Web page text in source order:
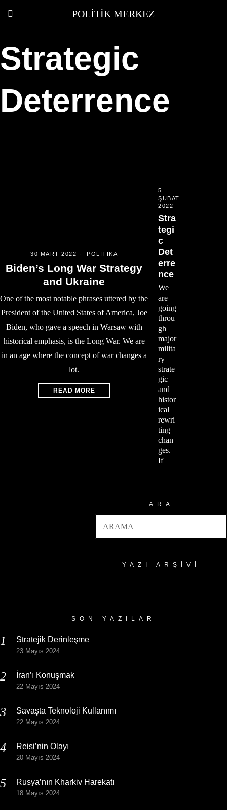
POLITIK MERKEZ
Strategic
Deterrence
30 MART 2022 POLITIKA
Biden’s Long War Strategy
and Ukraine
One of the most notable phrases uttered by the
President of the United States of America, Joe
Biden, who gave a speech in Warsaw with
historical emphasis, is the Long War. We are
in an age where the concept of war changes a
lot.
READ MORE
5
ŞUBAT
2022
Stra
tegi
c
Det
erre
nce
We
are
going
throu
gh
major
milita
ry
strate
gic
and
histor
ical
rewri
ting
chan
ges.
If
ARA
YAZI ARŞIVI
SON YAZILAR
Stratejik Derinleşme
23 Mayıs 2024
İran’ı Konuşmak
22 Mayıs 2024
Savaşta Teknoloji Kullanımı
22 Mayıs 2024
Reisi’nin Olayı
20 Mayıs 2024
Rusya’nın Kharkiv Harekatı
18 Mayıs 2024